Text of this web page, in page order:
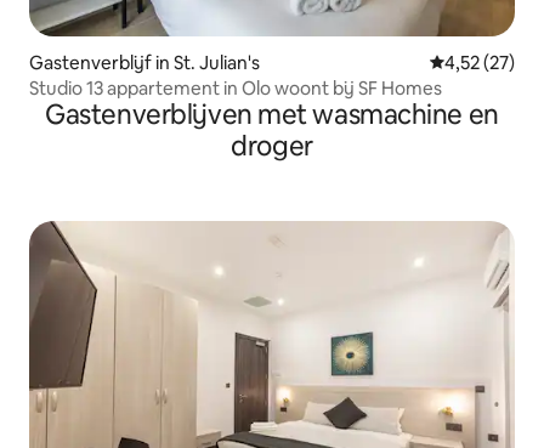
Gastenverblijf in St. Julian's Gemiddelde
4,52 (27)
Studio 13 appartement in Olo woont bij SF Homes
Gastenverblijven met wasmachine en
droger